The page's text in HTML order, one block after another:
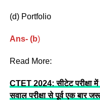
(d) Portfolio
Ans- (b)
Read More:
CTET 2024: सीटेट परीक्षा
सवाल परीक्षा से पूर्व एक बार